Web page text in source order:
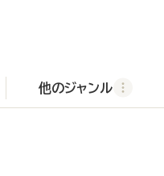
他のジャンル